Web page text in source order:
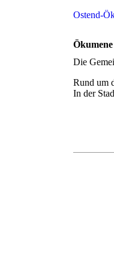
Ostend-
Ökumene
Die
Rund um
In der